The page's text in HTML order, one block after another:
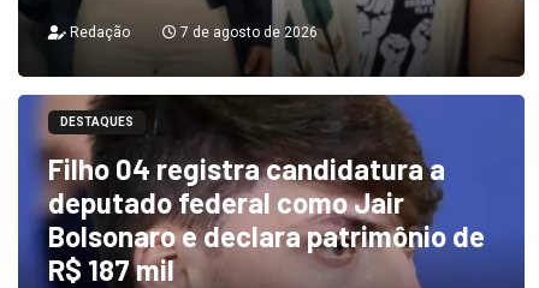
Redação 7 de agosto de 2026
DESTAQUES
Filho 04 registra candidatura a
deputado federal como Jair
Bolsonaro e declara patrimônio de
R$ 187 mil